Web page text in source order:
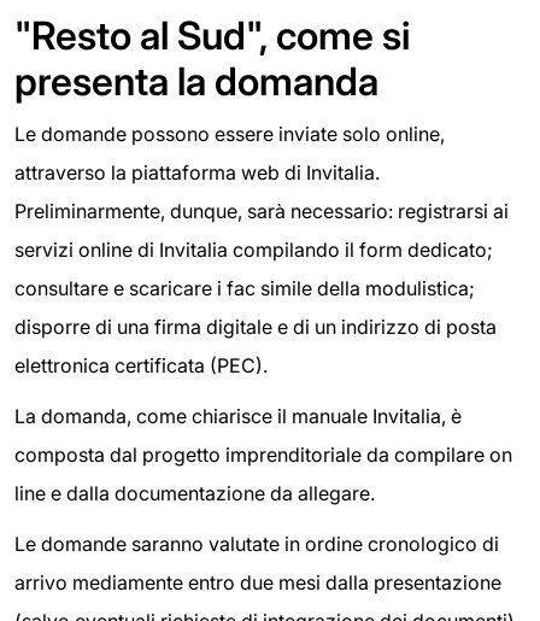
"Resto al Sud", come si
presenta la domanda
Le domande possono essere inviate solo online,
attraverso la piattaforma web di Invitalia.
Preliminarmente, dunque, sarà necessario: registrarsi ai
servizi online di Invitalia compilando il form dedicato;
consultare e scaricare i fac simile della modulistica;
disporre di una firma digitale e di un indirizzo di posta
elettronica certificata (PEC).
La domanda, come chiarisce il manuale Invitalia, è
composta dal progetto imprenditoriale da compilare on
line e dalla documentazione da allegare.
Le domande saranno valutate in ordine cronologico di
arrivo mediamente entro due mesi dalla presentazione